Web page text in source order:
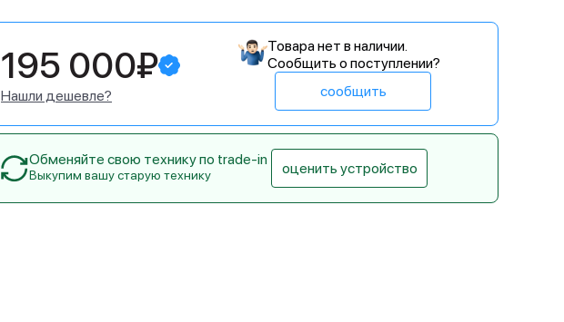
195 000₽
Нашли дешевле?
Товара нет в наличии.
Сообщить о поступлении?
сообщить
Обменяйте свою технику по trade-in
Выкупим вашу старую технику оценить устройство